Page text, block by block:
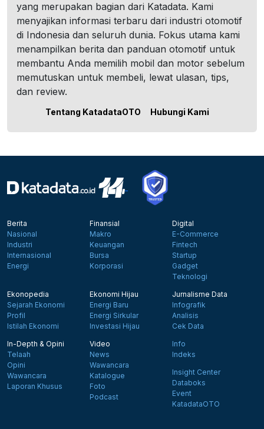
yang merupakan bagian dari Katadata. Kami
menyajikan informasi terbaru dari industri otomotif
di Indonesia dan seluruh dunia. Fokus utama kami
menampilkan berita dan panduan otomotif untuk
membantu Anda memilih mobil dan motor sebelum
memutuskan untuk membeli, lewat ulasan, tips,
dan review.
Tentang KatadataOTO Hubungi Kami
Berita
Nasional
Industri
Internasional
Energi
Finansial
Makro
Keuangan
Bursa
Korporasi
Digital
E-Commerce
Fintech
Startup
Gadget
Teknologi
Ekonopedia
Sejarah Ekonomi
Profil
Istilah Ekonomi
Ekonomi Hijau
Energi Baru
Energi Sirkular
Investasi Hijau
Jurnalisme Data
Infografik
Analisis
Cek Data
In-Depth & Opini
Telaah
Opini
Wawancara
Laporan Khusus
Video
News
Wawancara
Katalogue
Foto
Podcast
Info
Indeks
Insight Center
Databoks
Event
KatadataOTO